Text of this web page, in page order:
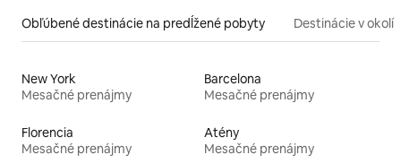
Obľúbené destinácie na predĺžené pobyty Destinácie v okolí
New York
Mesačné prenájmy
Barcelona
Mesačné prenájmy
Florencia
Mesačné prenájmy
Atény
Mesačné prenájmy